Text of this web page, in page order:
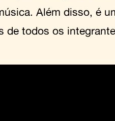
Além disso, é
de todos os